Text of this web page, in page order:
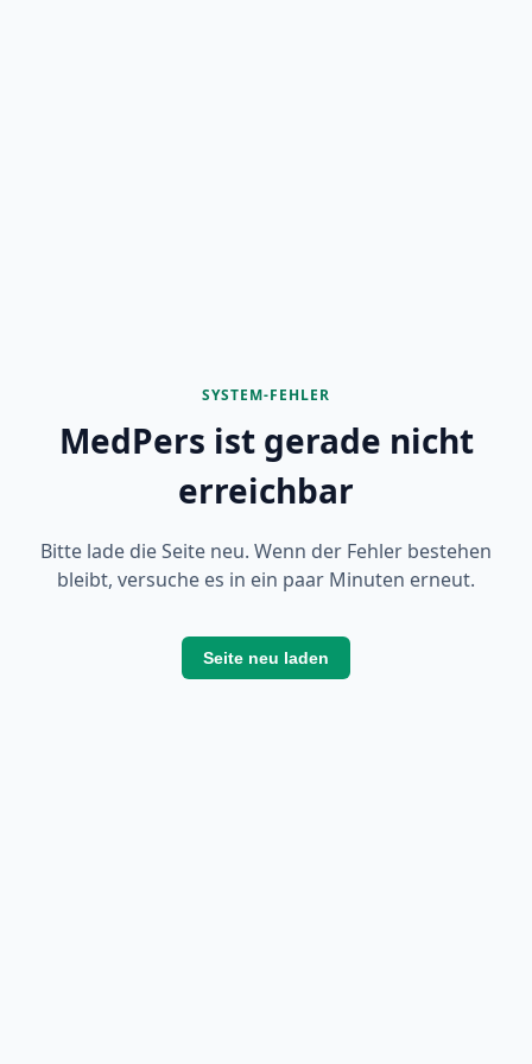
SYSTEM-FEHLER
MedPers ist gerade nicht
erreichbar
Bitte lade die Seite neu. Wenn der Fehler bestehen
bleibt, versuche es in ein paar Minuten erneut.
Seite neu laden